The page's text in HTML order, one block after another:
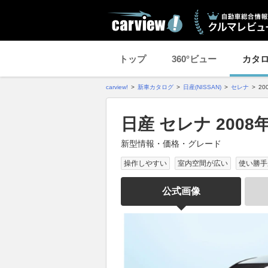
トップ 360°ビュー カタ
carview! 新車カタログ 日産(NISSAN) セレナ
日産 セレナ 2008
新型情報・価格・グレード
操作しやすい 室内空間が広い 使い勝
公式画像